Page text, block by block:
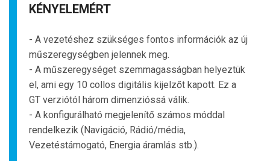
KÉNYELEMÉRT
- A vezetéshez szükséges fontos információk az új
műszeregységben jelennek meg.
- A műszeregységet szemmagasságban helyeztük
el, ami egy 10 collos digitális kijelzőt kapott. Ez a
GT verziótól három dimenzióssá válik.
- A konfigurálható megjelenítő számos móddal
rendelkezik (Navigáció, Rádió/média,
Vezetéstámogató, Energia áramlás stb.).